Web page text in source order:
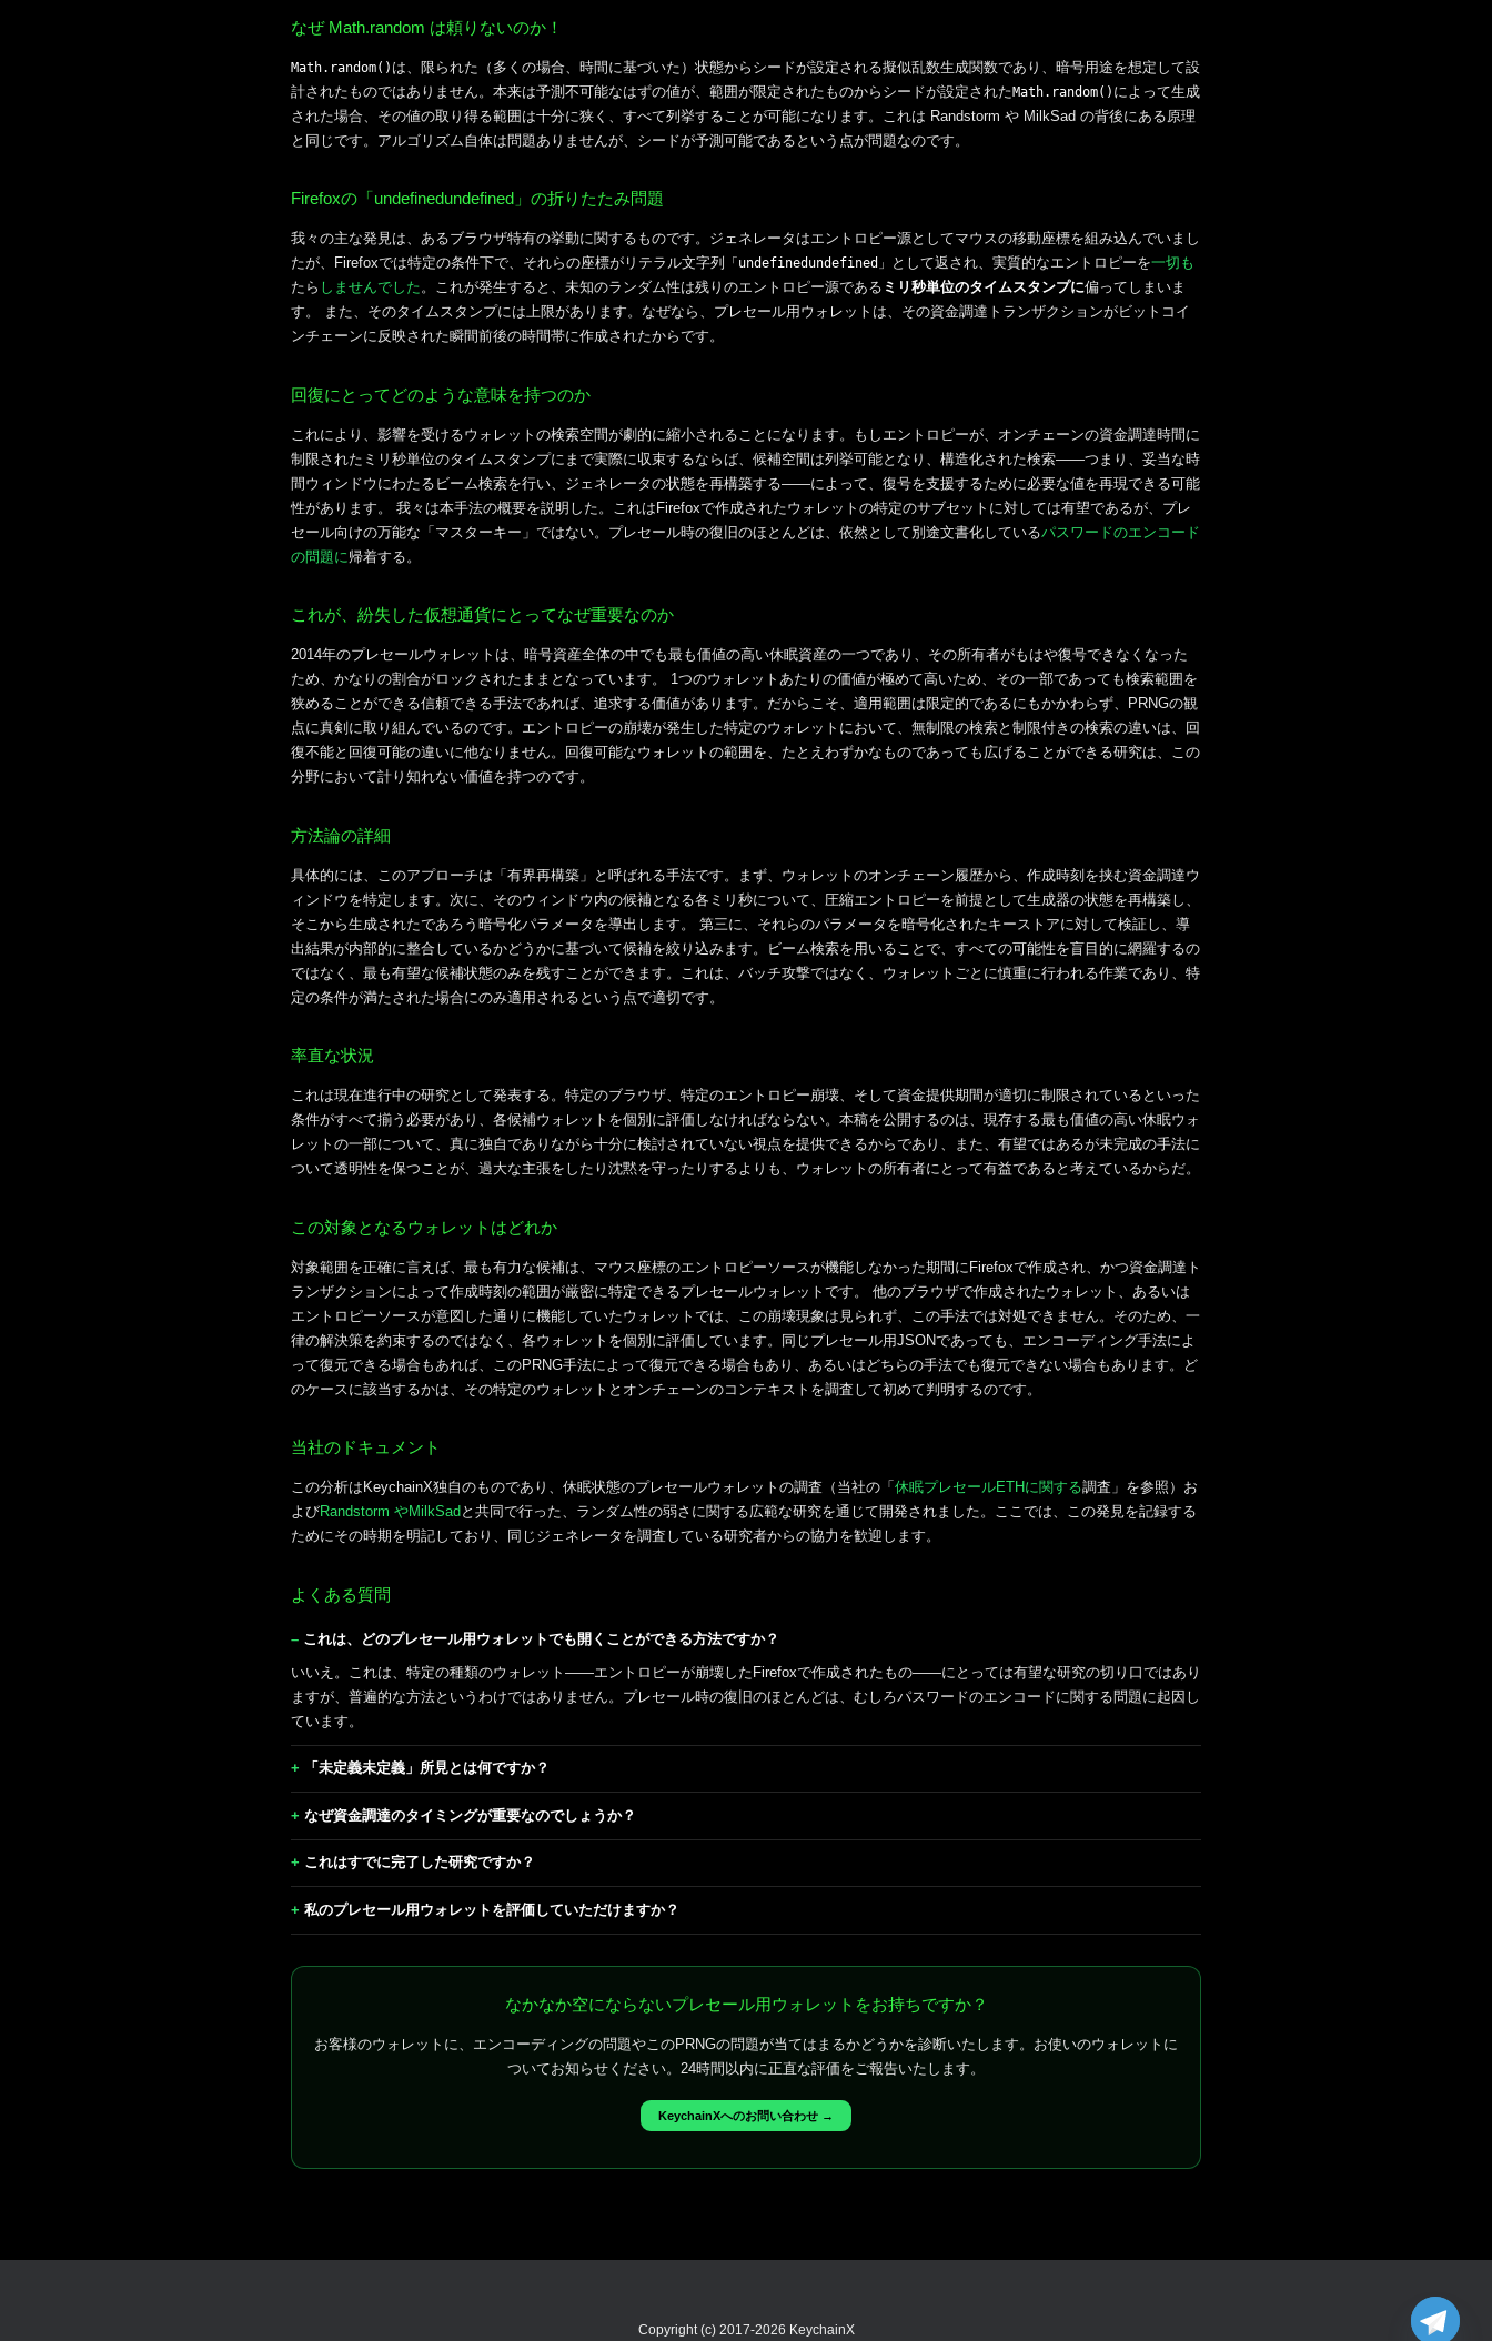
なぜ Math.random は頼りないのか！
Math.random() は、限られた（多くの場合、時間に基づいた）状態からシードが設定される擬似乱数生成関数であり、暗号用途を想定して設
計されたものではありません。本来は予測不可能なはずの値が、範囲が限定されたものからシードが設定されたMath.random() によって生成
された場合、その値の取り得る範囲は十分に狭く、すべて列挙することが可能になります。これは Randstorm や MilkSad の背後にある原理
と同じです。アルゴリズム自体は問題ありませんが、シードが予測可能であるという点が問題なのです。
Firefoxの「undefinedundefined」の折りたたみ問題
我々の主な発見は、あるブラウザ特有の挙動に関するものです。ジェネレータはエントロピー源としてマウスの移動座標を組み込んでいまし
たが、Firefoxでは特定の条件下で、それらの座標がリテラル文字列
「undefinedundefined」 として返され、実質的なエントロピーを一切も
たら しませんでした。これが発生すると、未知のランダム性は残りのエントロピー源である ミリ秒単位のタイムスタンプに偏ってしまいま
す。 また、そのタイムスタンプには上限があります。なぜなら、プレセール用ウォレットは、その資金調達トランザクションがビットコイ
ンチェーンに反映された瞬間前後の時間帯に作成されたからです。
回復にとってどのような意味を持つのか
これにより、影響を受けるウォレットの検索空間が劇的に縮小されることになります。もしエントロピーが、オンチェーンの資金調達時間に
制限されたミリ秒単位のタイムスタンプにまで実際に収束するならば、候補空間は列挙可能となり、構造化された検索――つまり、妥当な時
間ウィンドウにわたるビーム検索を行い、ジェネレータの状態を再構築する――によって、復号を支援するために必要な値を再現できる可能
性があります。 我々は本手法の概要を説明した。これはFirefoxで作成されたウォレットの特定のサブセットに対しては有望であるが、プレ
セール向けの万能な「マスターキー」ではない。プレセール時の復旧のほとんどは、依然として別途文書化しているパスワードのエンコード
の問題に 帰着する。
これが、紛失した仮想通貨にとってなぜ重要なのか
2014年のプレセールウォレットは、暗号資産全体の中でも最も価値の高い休眠資産の一つであり、その所有者がもはや復号できなくなった
ため、かなりの割合がロックされたままとなっています。 1つのウォレットあたりの価値が極めて高いため、その一部であっても検索範囲を
狭めることができる信頼できる手法であれば、追求する価値があります。だからこそ、適用範囲は限定的であるにもかかわらず、PRNGの観
点に真剣に取り組んでいるのです。エントロピーの崩壊が発生した特定のウォレットにおいて、無制限の検索と制限付きの検索の違いは、回
復不能と回復可能の違いに他なりません。回復可能なウォレットの範囲を、たとえわずかなものであっても広げることができる研究は、この
分野において計り知れない価値を持つのです。
方法論の詳細
具体的には、このアプローチは「有界再構築」と呼ばれる手法です。まず、ウォレットのオンチェーン履歴から、作成時刻を挟む資金調達ウ
ィンドウを特定します。次に、そのウィンドウ内の候補となる各ミリ秒について、圧縮エントロピーを前提として生成器の状態を再構築し、
そこから生成されたであろう暗号化パラメータを導出します。 第三に、それらのパラメータを暗号化されたキーストアに対して検証し、導
出結果が内部的に整合しているかどうかに基づいて候補を絞り込みます。ビーム検索を用いることで、すべての可能性を盲目的に網羅するの
ではなく、最も有望な候補状態のみを残すことができます。これは、バッチ攻撃ではなく、ウォレットごとに慎重に行われる作業であり、特
定の条件が満たされた場合にのみ適用されるという点で適切です。
率直な状況
これは現在進行中の研究として発表する。特定のブラウザ、特定のエントロピー崩壊、そして資金提供期間が適切に制限されているといった
条件がすべて揃う必要があり、各候補ウォレットを個別に評価しなければならない。本稿を公開するのは、現存する最も価値の高い休眠ウォ
レットの一部について、真に独自でありながら十分に検討されていない視点を提供できるからであり、また、有望ではあるが未完成の手法に
ついて透明性を保つことが、過大な主張をしたり沈黙を守ったりするよりも、ウォレットの所有者にとって有益であると考えているからだ。
この対象となるウォレットはどれか
対象範囲を正確に言えば、最も有力な候補は、マウス座標のエントロピーソースが機能しなかった期間にFirefoxで作成され、かつ資金調達ト
ランザクションによって作成時刻の範囲が厳密に特定できるプレセールウォレットです。 他のブラウザで作成されたウォレット、あるいは
エントロピーソースが意図した通りに機能していたウォレットでは、この崩壊現象は見られず、この手法では対処できません。そのため、一
律の解決策を約束するのではなく、各ウォレットを個別に評価しています。同じプレセール用JSONであっても、エンコーディング手法によ
って復元できる場合もあれば、このPRNG手法によって復元できる場合もあり、あるいはどちらの手法でも復元できない場合もあります。ど
のケースに該当するかは、その特定のウォレットとオンチェーンのコンテキストを調査して初めて判明するのです。
当社のドキュメント
この分析はKeychainX独自のものであり、休眠状態のプレセールウォレットの調査（当社の「 休眠プレセールETHに関する調査」を参照）お
よびRandstorm やMilkSad と共同で行った、ランダム性の弱さに関する広範な研究を通じて開発されました。ここでは、この発見を記録する
ためにその時期を明記しており、同じジェネレータを調査している研究者からの協力を歓迎します。
よくある質問
これは、どのプレセール用ウォレットでも開くことができる方法ですか？
いいえ。これは、特定の種類のウォレット――エントロピーが崩壊したFirefoxで作成されたもの――にとっては有望な研究の切り口ではあり
ますが、普遍的な方法というわけではありません。プレセール時の復旧のほとんどは、むしろパスワードのエンコードに関する問題に起因し
ています。
「未定義未定義」所見とは何ですか？
なぜ資金調達のタイミングが重要なのでしょうか？
これはすでに完了した研究ですか？
私のプレセール用ウォレットを評価していただけますか？
なかなか空にならないプレセール用ウォレットをお持ちですか？
お客様のウォレットに、エンコーディングの問題やこのPRNGの問題が当てはまるかどうかを診断いたします。お使いのウォレットに
ついてお知らせください。24時間以内に正直な評価をご報告いたします。
KeychainXへのお問い合わせ →
Copyright (c) 2017-2026 KeychainX